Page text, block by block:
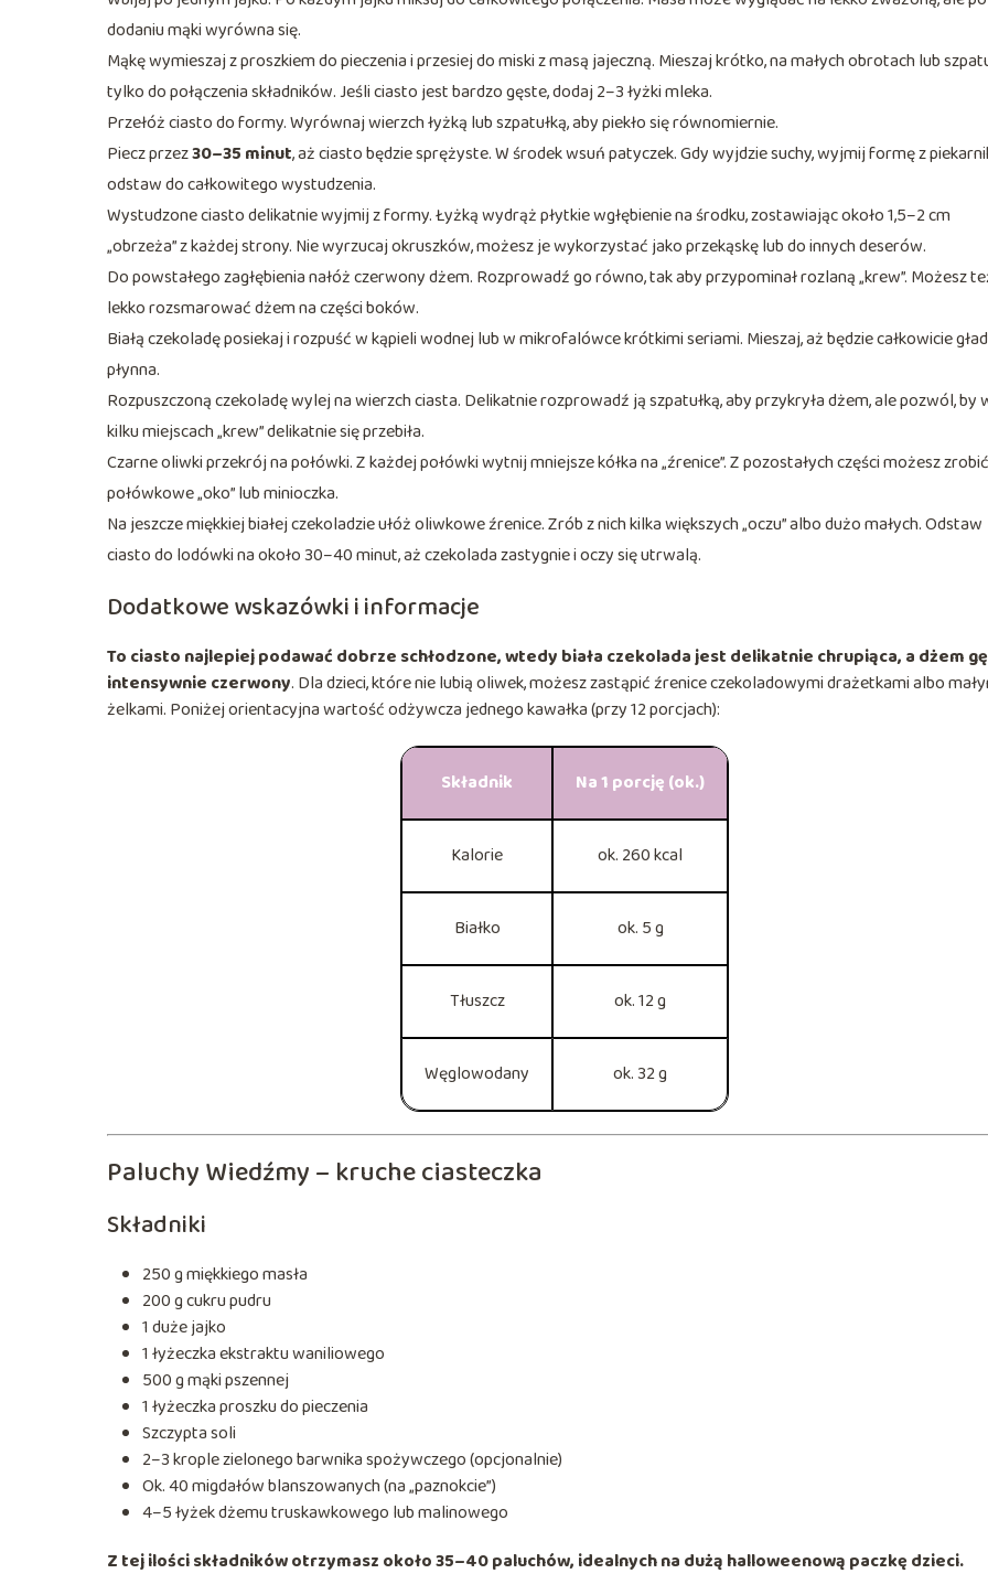
dodaniu mąki wyrówna się.
Mąkę wymieszaj z proszkiem do pieczenia i przesiej do miski z masą jajeczną. Mieszaj krótko, na małych obrotach lub
tylko do połączenia składników. Jeśli ciasto jest bardzo gęste, dodaj 2–3 łyżki mleka.
Przełóż ciasto do formy. Wyrównaj wierzch łyżką lub szpatułką, aby piekło się równomiernie.
Piecz przez30–35 minut, aż ciasto będzie sprężyste. W środek wsuń patyczek. Gdy wyjdzie suchy, wyjmij formę z
odstaw do całkowitego wystudzenia.
Wystudzone ciasto delikatnie wyjmij z formy. Łyżką wydrąż płytkie wgłębienie na środku, zostawiając około 1,5–2 cm
„obrzeża” z każdej strony. Nie wyrzucaj okruszków, możesz je wykorzystać jako przekąskę lub do innych deserów.
Do powstałego zagłębienia nałóż czerwony dżem. Rozprowadź go równo, tak aby przypominał rozlaną „krew”. Możesz
lekko rozsmarować dżem na części boków.
Białą czekoladę posiekaj i rozpuść w kąpieli wodnej lub w mikrofalówce krótkimi seriami. Mieszaj, aż będzie całkowicie
płynna.
Rozpuszczoną czekoladę wylej na wierzch ciasta. Delikatnie rozprowadź ją szpatułką, aby przykryła dżem, ale pozwól, by
kilku miejscach „krew” delikatnie się przebiła.
Czarne oliwki przekrój na połówki. Z każdej połówki wytnij mniejsze kółka na „źrenice”. Z pozostałych części możesz zrobić
połówkowe „oko” lub minioczka.
Na jeszcze miękkiej białej czekoladzie ułóż oliwkowe źrenice. Zrób z nich kilka większych „oczu” albo dużo małych. Odstaw
ciasto do lodówki na około 30–40 minut, aż czekolada zastygnie i oczy się utrwalą.
Dodatkowe wskazówki i informacje
To ciasto najlepiej podawać dobrze schłodzone, wtedy biała czekolada jest delikatnie chrupiąca, a dżem
intensywnie czerwony. Dla dzieci, które nie lubią oliwek, możesz zastąpić źrenice czekoladowymi drażetkami albo
żelkami. Poniżej orientacyjna wartość odżywcza jednego kawałka (przy 12 porcjach):
Składnik Na 1 porcję (ok.)
Kalorie ok. 260 kcal
Białko ok. 5 g
Tłuszcz ok. 12 g
Węglowodany ok. 32 g
Paluchy Wiedźmy – kruche ciasteczka
Składniki
250 g miękkiego masła
200 g cukru pudru
1 duże jajko
1 łyżeczka ekstraktu waniliowego
500 g mąki pszennej
1 łyżeczka proszku do pieczenia
Szczypta soli
2–3 krople zielonego barwnika spożywczego (opcjonalnie)
Ok. 40 migdałów blanszowanych (na „paznokcie”)
4–5 łyżek dżemu truskawkowego lub malinowego
Z tej ilości składników otrzymasz około 35–40 paluchów, idealnych na dużą halloweenową paczkę dzieci.